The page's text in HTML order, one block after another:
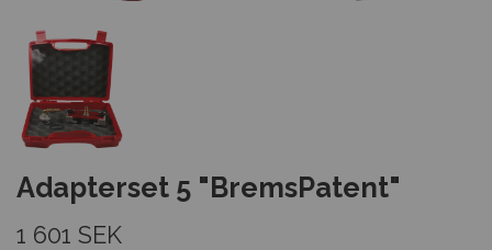
Adapterset 5 "BremsPatent"
1 601 SEK